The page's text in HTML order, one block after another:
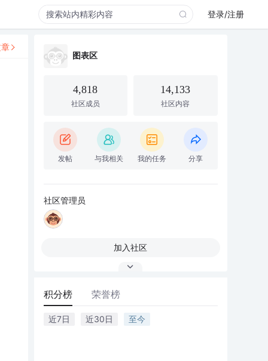
登录/注册
图表区
4,818
社区成员
14,133
社区内容
发帖 与我相关 我的任务 分享
社区管理员
加入社区
积分榜 荣誉榜
近7日 近30日 至今